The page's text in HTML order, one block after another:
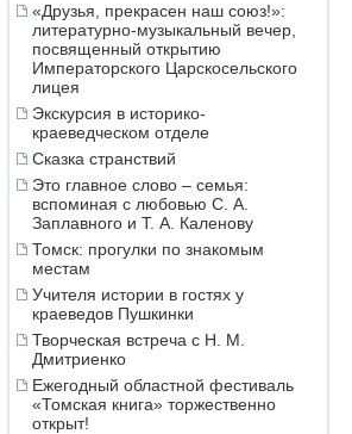
«Друзья, прекрасен наш союз!»:
литературно-музыкальный вечер,
посвященный открытию
Императорского Царскосельского
лицея
Экскурсия в историко-
краеведческом отделе
Сказка странствий
Это главное слово – семья:
вспоминая с любовью С. А.
Заплавного и Т. А. Каленову
Томск: прогулки по знакомым
местам
Учителя истории в гостях у
краеведов Пушкинки
Творческая встреча с Н. М.
Дмитриенко
Ежегодный областной фестиваль
«Томская книга» торжественно
открыт!